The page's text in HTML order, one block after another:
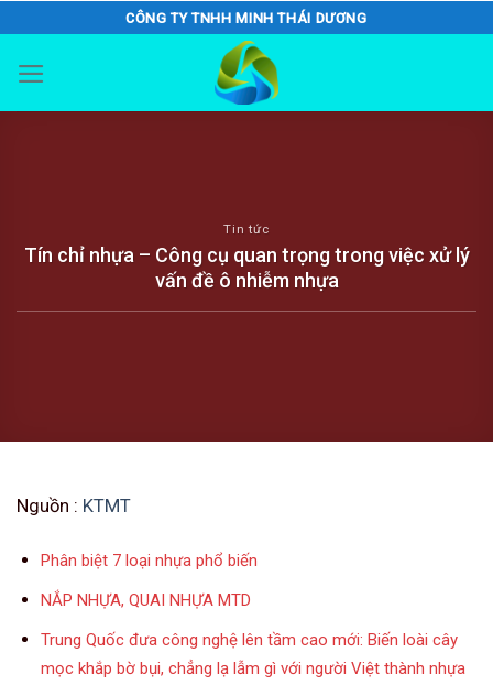
content
CÔNG TY TNHH MINH THÁI DƯƠNG
Tin tức
Tín chỉ nhựa – Công cụ quan trọng trong việc xử lý
vấn đề ô nhiễm nhựa
Nguồn : KTMT
Phân biệt 7 loại nhựa phổ biến
NẮP NHỰA, QUAI NHỰA MTD
Trung Quốc đưa công nghệ lên tầm cao mới: Biến loài cây
mọc khắp bờ bụi, chẳng lạ lẫm gì với người Việt thành nhựa